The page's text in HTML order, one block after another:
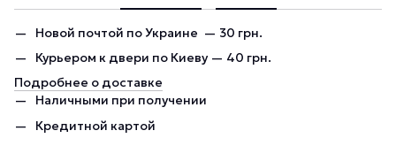
Новой почтой по Украине — 30 грн.
Курьером к двери по Киеву — 40 грн.
Подробнее о доставке
Наличными при получении
Кредитной картой